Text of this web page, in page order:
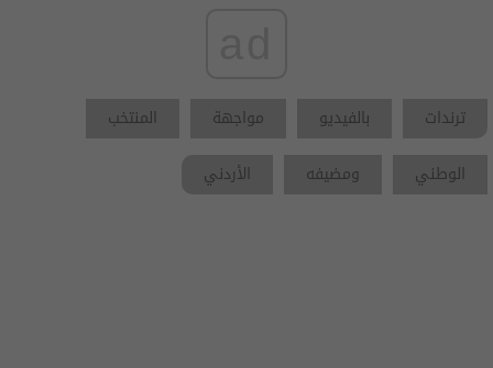
ترندات بالفيديو مواجهة
المنتخب
الوطني
ومضيفه الأردني